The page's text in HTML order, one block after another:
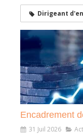
Dirigeant
Encadrement
31 Juil 2026